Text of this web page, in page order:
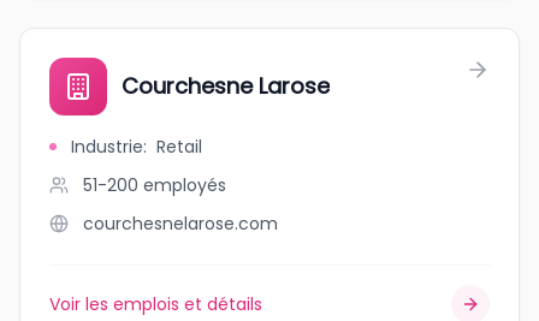
Courchesne Larose
Industrie: Retail
51-200 employés
courchesnelarose.com
Voir les emplois et détails